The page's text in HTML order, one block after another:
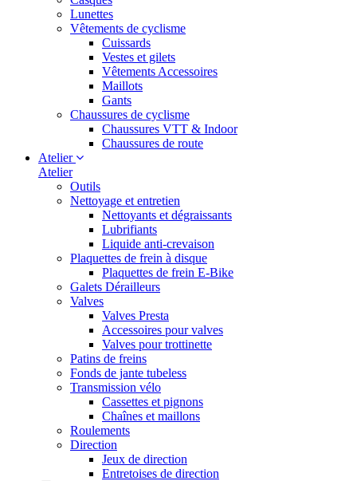
Lunettes
Vêtements de cyclisme
Cuissards
Vestes et gilets
Vêtements Accessoires
Maillots
Gants
Chaussures de cyclisme
Chaussures VTT & Indoor
Chaussures de route
Atelier
Atelier
Outils
Nettoyage et entretien
Nettoyants et dégraissants
Lubrifiants
Liquide anti-crevaison
Plaquettes de frein à disque
Plaquettes de frein E-Bike
Galets Dérailleurs
Valves
Valves Presta
Accessoires pour valves
Valves pour trottinette
Patins de freins
Fonds de jante tubeless
Transmission vélo
Cassettes et pignons
Chaînes et maillons
Roulements
Direction
Jeux de direction
Entretoises de direction